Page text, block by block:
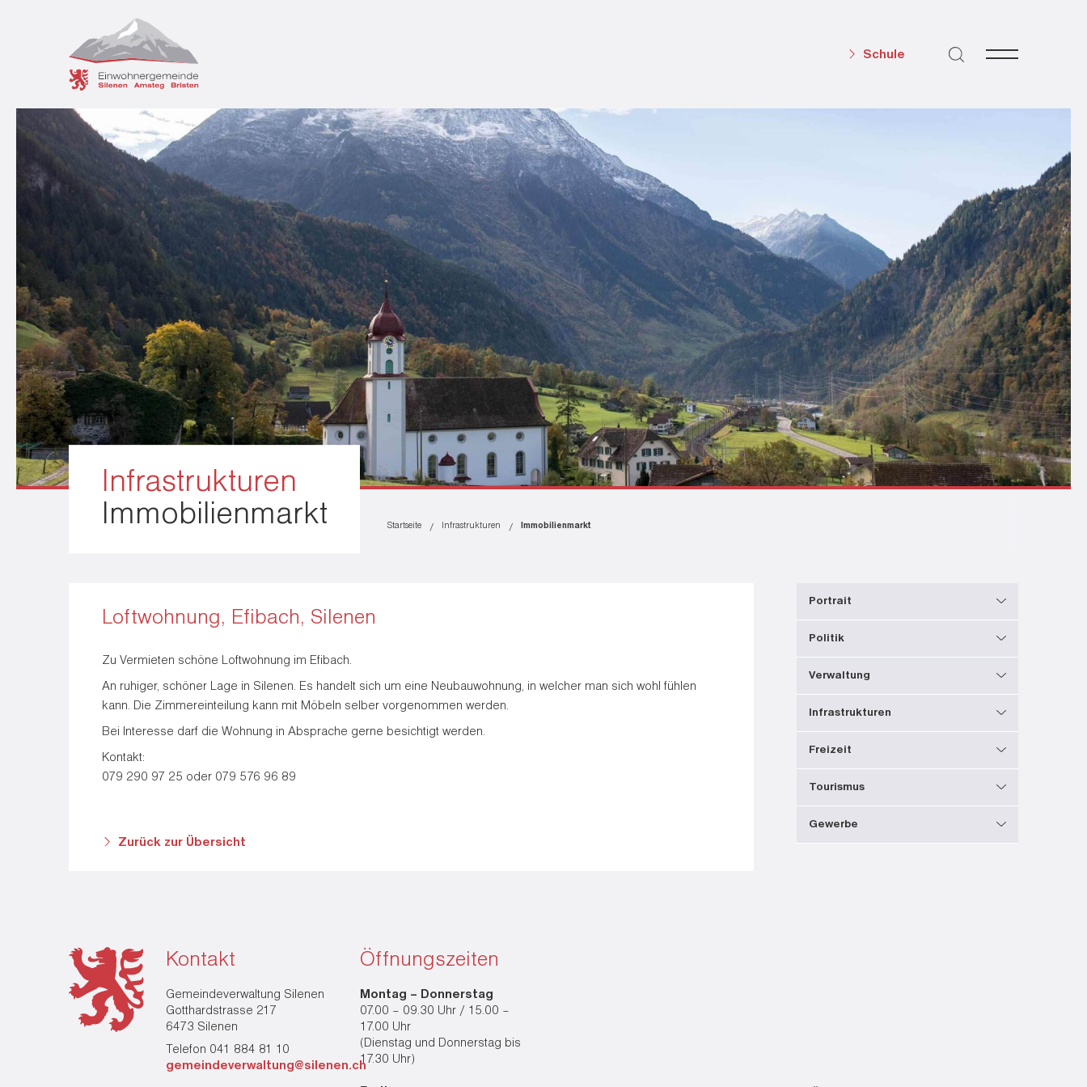
Schule
Infrastrukturen
Immobilienmarkt
Startseite Infrastrukturen Immobilienmarkt
Loftwohnung, Efibach, Silenen
Zu Vermieten schöne Loftwohnung im Efibach.
An ruhiger, schöner Lage in Silenen. Es handelt sich um eine Neubauwohnung, in welcher man sich wohl fühlen
kann. Die Zimmereinteilung kann mit Möbeln selber vorgenommen werden.
Bei Interesse darf die Wohnung in Absprache gerne besichtigt werden.
Kontakt:
079 290 97 25 oder 079 576 96 89
Zurück zur Übersicht
Portrait
Politik
Verwaltung
Infrastrukturen
Freizeit
Tourismus
Gewerbe
Kontakt
Gemeindeverwaltung Silenen
Gotthardstrasse 217
6473 Silenen
Telefon 041 884 81 10
gemeindeverwaltung@silenen.ch
Öffnungszeiten
Montag – Donnerstag
07.00 – 09.30 Uhr / 15.00 –
17.00 Uhr
(Dienstag und Donnerstag bis
17.30 Uhr)